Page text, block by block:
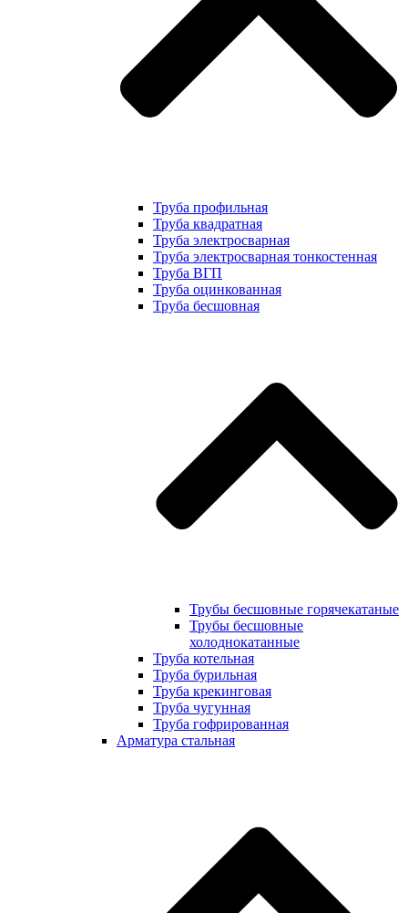
Труба профильная
Труба квадратная
Труба электросварная
Труба электросварная тонкостенная
Труба ВГП
Труба оцинкованная
Труба бесшовная
Трубы бесшовные горячекатаные
Трубы бесшовные
холоднокатанные
Труба котельная
Труба бурильная
Труба крекинговая
Труба чугунная
Труба гофрированная
Арматура стальная